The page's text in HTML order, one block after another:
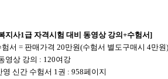
지사1급 자격시험 대비 동영상 강의+수험서]
서 = 판매가격 20만원(수험서 별도구매시 4만원)
영상 강의 : 120여강
신간 수험서 1권 : 958페이지